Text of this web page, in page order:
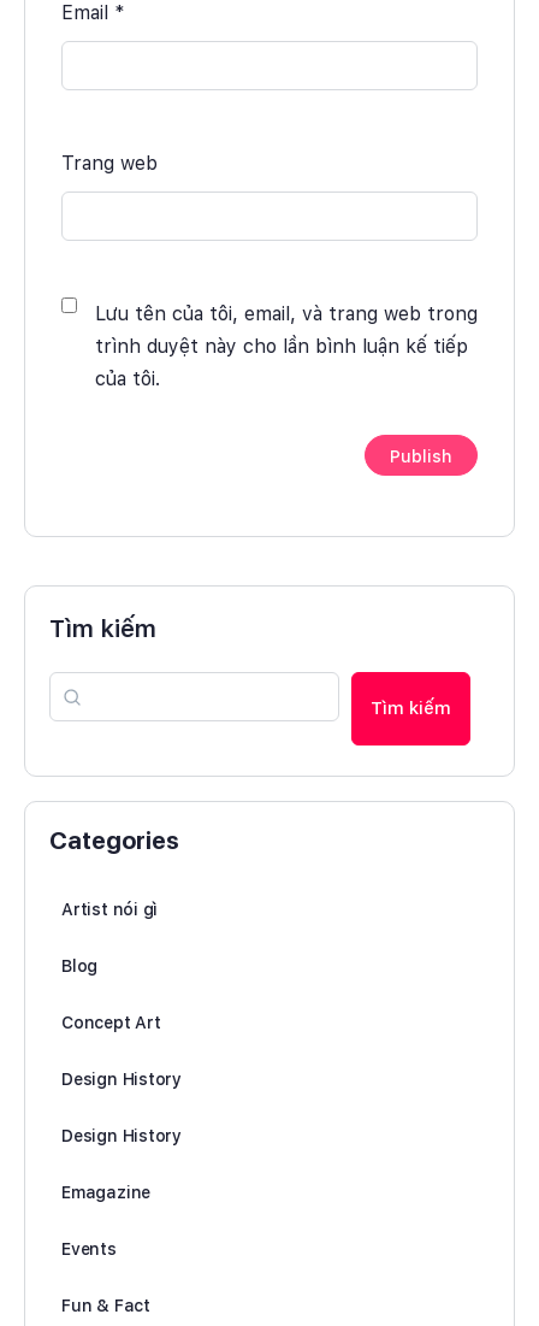
Email *
Trang web
Lưu tên của tôi, email, và trang web trong
trình duyệt này cho lần bình luận kế tiếp
của tôi.
Tìm kiếm
Tìm kiếm
Categories
Artist nói gì
Blog
Concept Art
Design History
Design History
Emagazine
Events
Fun & Fact